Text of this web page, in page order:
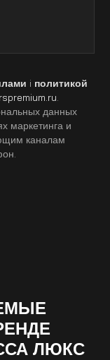
i политикой
данных
маркетинга и
каналам
ЛЮКС